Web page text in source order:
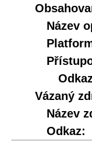
Název
Vázaný
Název
Odkaz: